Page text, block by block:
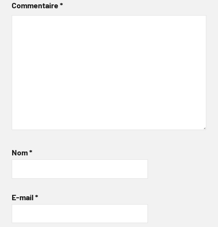
Commentaire*
Nom*
E-mail *